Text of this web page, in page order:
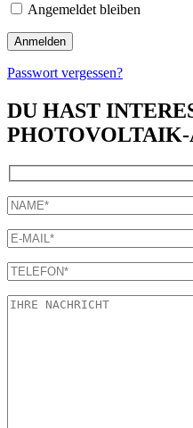
Angemeldet bleiben
Passwort vergessen?
DU HAST